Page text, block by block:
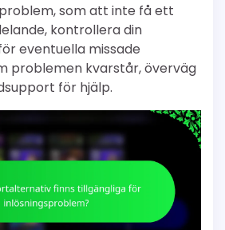
som att inte få ett
kontrollera din
eventuella missade
problemen kvarstår, överväg
för hjälp.